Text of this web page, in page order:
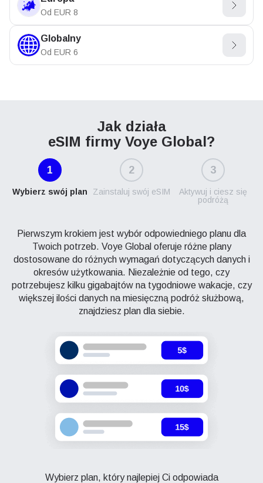
Od EUR 8
Globalny
Od EUR 6
Jak działa
eSIM firmy Voye Global?
1
Wybierz swój plan
2
Zainstaluj swój eSIM
3
Aktywuj i ciesz się
podróżą
Pierwszym krokiem jest wybór odpowiedniego planu dla
Twoich potrzeb. Voye Global oferuje różne plany
dostosowane do różnych wymagań dotyczących danych i
okresów użytkowania. Niezależnie od tego, czy
potrzebujesz kilku gigabajtów na tygodniowe wakacje, czy
większej ilości danych na miesięczną podróż służbową,
znajdziesz plan dla siebie.
Wybierz plan, który najlepiej Ci odpowiada